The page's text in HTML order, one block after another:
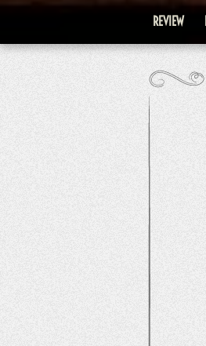
REVIEW